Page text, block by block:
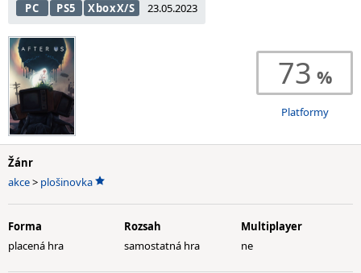
PC PS5 XboxX/S 23.05.2023
73
Platformy
Žánr
akce> plošinovka
Forma
placená hra
Rozsah
samostatná hra
Multiplayer
ne